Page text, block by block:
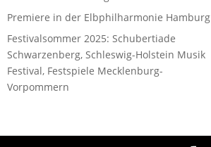
Premiere in der Elbphilharmonie Hamburg
Festivalsommer 2025: Schubertiade
Schwarzenberg, Schleswig-Holstein Musik
Festival, Festspiele Mecklenburg-
Vorpommern